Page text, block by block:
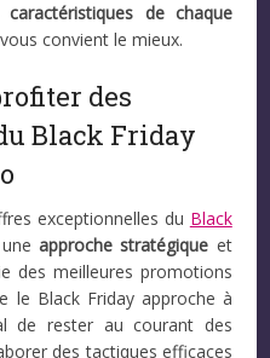
de chaque
convient le mieux.
des
Black Friday
exceptionnelles du Black
uneapproche stratégique et
des meilleures promotions
le Black Friday approche à
de rester au courant des
des tactiques efficaces